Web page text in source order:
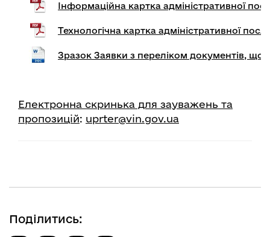
Інформаційна картка адміністративної
Технологічна картка адміністративної
Зразок Заявки з переліком документів, що
Електронна скринька для зауважень та
пропозицій: uprter@vin.gov.ua
Поділитись: